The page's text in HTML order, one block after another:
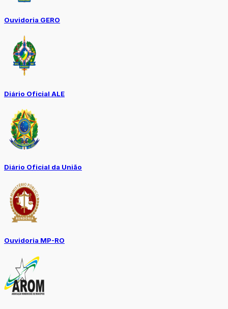
Ouvidoria GERO
Diário Oficial ALE
Diário Oficial da União
Ouvidoria MP-RO